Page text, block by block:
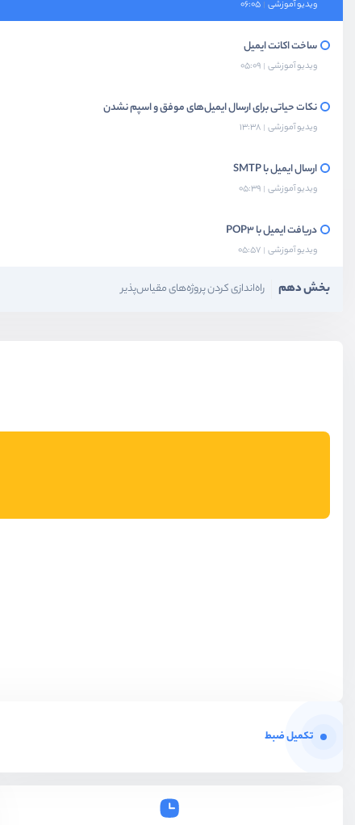
ویدیو آموزشی 06:05
ساخت اکانت ایمیل
ویدیو آموزشی 05:09
نکات حیاتی برای ارسال ایمیل‌های موفق و اسپم نشدن
ویدیو آموزشی 13:38
ارسال ایمیل با SMTP
ویدیو آموزشی 05:39
دریافت ایمیل با POP3
ویدیو آموزشی 05:57
بخش دهم راه‌اندازی کردن پروژه‌های مقیاس‌پذیر
تکمیل ضبط